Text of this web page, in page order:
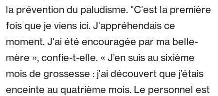
la prévention du paludisme. "C'est la première
fois que je viens ici. J'appréhendais ce
moment. J'ai été encouragée par ma belle-
mère », confie-t-elle. « J’en suis au sixième
mois de grossesse : j'ai découvert que j’étais
enceinte au quatrième mois. Le personnel est